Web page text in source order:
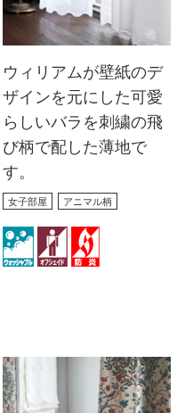
ウィリアムが壁紙のデ
ザインを元にした可愛
らしいバラを刺繍の飛
び柄で配した薄地で
す。
女子部屋 アニマル柄